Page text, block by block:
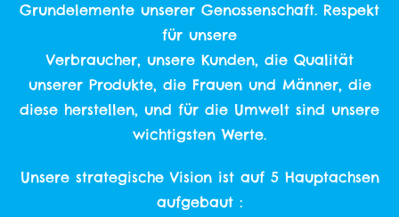
Grundelemente unserer Genossenschaft. Respekt
für unsere
Verbraucher, unsere Kunden, die Qualität
unserer Produkte, die Frauen und Männer, die
diese herstellen, und für die Umwelt sind unsere
wichtigsten Werte.
Unsere strategische Vision ist auf 5 Hauptachsen
aufgebaut :